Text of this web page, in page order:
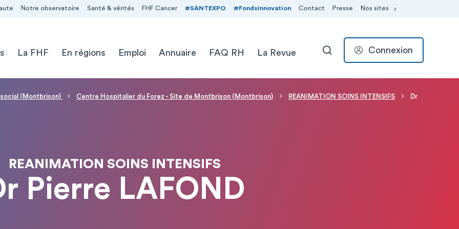
Notre observatoire Santé & vérités FHF Cancer #SANTEXPO #FondsInnovation Contact Presse Nos sites
La FHF En régions Emploi Annuaire FAQ RH La Revue RECHERCHER
Connexion
(Montbrison) Centre Hospitalier du Forez - Site de Montbrison (Montbrison) REANIMATION SOINS INTENSIFS
Dr
REANIMATION SOINS INTENSIFS
Pierre LAFOND